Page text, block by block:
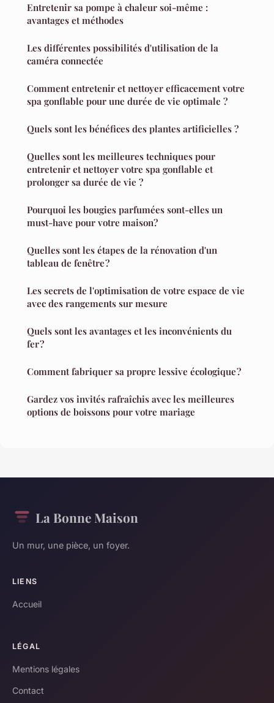
Entretenir sa pompe à chaleur soi-même :
avantages et méthodes
Les différentes possibilités d'utilisation de la
caméra connectée
Comment entretenir et nettoyer efficacement votre
spa gonflable pour une durée de vie optimale ?
Quels sont les bénéfices des plantes artificielles ?
Quelles sont les meilleures techniques pour
entretenir et nettoyer votre spa gonflable et
prolonger sa durée de vie ?
Pourquoi les bougies parfumées sont-elles un
must-have pour votre maison?
Quelles sont les étapes de la rénovation d'un
tableau de fenêtre ?
Les secrets de l'optimisation de votre espace de vie
avec des rangements sur mesure
Quels sont les avantages et les inconvénients du
fer ?
Comment fabriquer sa propre lessive écologique ?
Gardez vos invités rafraîchis avec les meilleures
options de boissons pour votre mariage
La Bonne Maison
Un mur, une pièce, un foyer.
LIENS
Accueil
LÉGAL
Mentions légales
Contact